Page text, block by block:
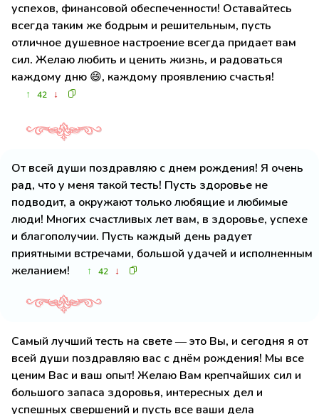
успехов, финансовой обеспеченности! Оставайтесь
всегда таким же бодрым и решительным, пусть
отличное душевное настроение всегда придает вам
сил. Желаю любить и ценить жизнь, и радоваться
каждому дню 😄, каждому проявлению счастья!
↑ 42 ↓
От всей души поздравляю с днем рождения! Я очень
рад, что у меня такой тесть! Пусть здоровье не
подводит, а окружают только любящие и любимые
люди! Многих счастливых лет вам, в здоровье, успехе
и благополучии. Пусть каждый день радует
приятными встречами, большой удачей и исполненным
желанием!
↑ 42 ↓
Самый лучший тесть на свете — это Вы, и сегодня я от
всей души поздравляю вас с днём рождения! Мы все
ценим Вас и ваш опыт! Желаю Вам крепчайших сил и
большого запаса здоровья, интересных дел и
успешных свершений и пусть все ваши дела